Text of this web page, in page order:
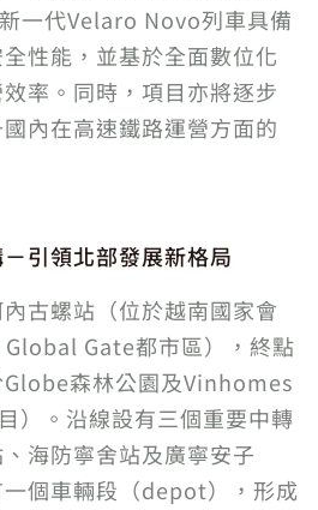
一代Velaro Novo列車具備
性能，並基於全面數位化
率。同時，項目亦將逐步
內在高速鐵路運營方面的
引領北部發展新格局
古螺站（位於越南國家會
Gate都市區），終點
森林公園及Vinhomes
）。沿線設有三個重要中轉
海防寧舍站及廣寧安子
個車輛段（depot），形成